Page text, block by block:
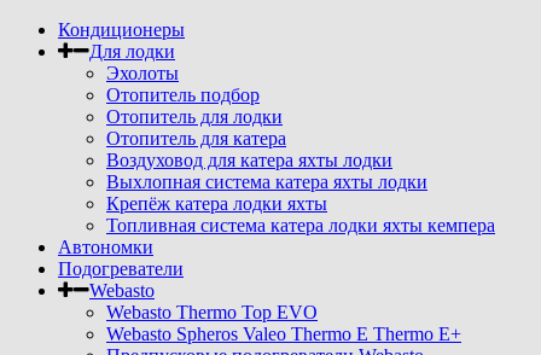
Кондиционеры
Для лодки
Эхолоты
Отопитель подбор
Отопитель для лодки
Отопитель для катера
Воздуховод для катера яхты лодки
Выхлопная система катера яхты лодки
Крепёж катера лодки яхты
Топливная система катера лодки яхты кемпера
Автономки
Подогреватели
Webasto
Webasto Thermo Top EVO
Webasto Spheros Valeo Thermo E Thermo E+